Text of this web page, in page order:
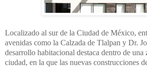
Localizado al sur de la Ciudad de México,
avenidas como la Calzada de Tlalpan y Dr.
desarrollo habitacional destaca dentro de una
ciudad, en la que las nuevas construcciones